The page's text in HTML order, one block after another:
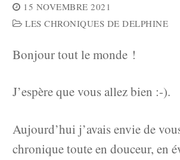
15 NOVEMBRE 2021
LES CHRONIQUES DE DELPHINE
Bonjour tout le monde !
J’espère que vous allez bien :-).
Aujourd’hui j’avais envie de
chronique toute en douceur, en